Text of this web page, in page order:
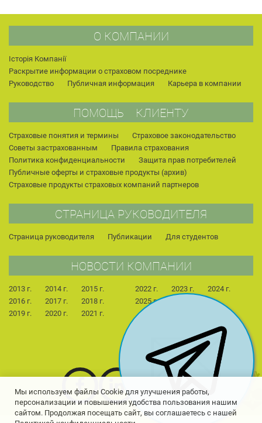
О КОМПАНИИ
Історія Компанії
Раскрытие информации о страховом посреднике
Руководство
Публичная информация Карьера в компании
ПОМОЩЬ КЛИЕНТУ
Страховые понятия и термины
Страховое законодательство
Советы застрахованным
Правила страхования
Политика конфиденциальности
Защита прав потребителей
Публичные оферты и страховые продукты (архив)
Страховые продукты страховых компаний партнеров
СТРАНИЦА РУКОВОДИТЕЛЯ
Страница руководителя Публикации Для студентов
НОВОСТИ КОМПАНИИ
2013 г. 2014 г.
2015 г.
2016 г.
2017 г.
2018 г.
2019 г.
2020 г. 2021 г.
2022 г. 2023 г.
2024 г.
2025 г.
Мы используем файлы Cookie для улучшения работы,
персонализации и повышения удобства пользования нашим
сайтом. Продолжая посещать сайт, вы соглашаетесь с нашей